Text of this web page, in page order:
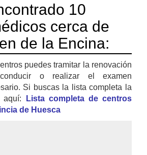
10
cerca de
de la Encina:
puedes tramitar la renovación
o realizar el examen
Si buscas la lista completa la
aquí:
Lista completa de centros
de Huesca